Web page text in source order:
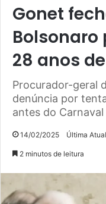
Gonet
Bolsonaro
28 anos
Procurador-geral
denúncia por
antes do Carnaval
14/02/2025 Última
2 minutos de leitura